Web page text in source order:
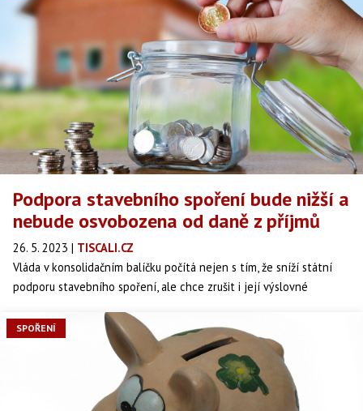
Podpora stavebního spoření bude nižší a
nebude osvobozena od daně z příjmů
26. 5. 2023 | TISCALI.CZ
Vláda v konsolidačním balíčku počítá nejen s tím, že sníží státní
podporu stavebního spoření, ale chce zrušit i její výslovné
SPOŘENÍ